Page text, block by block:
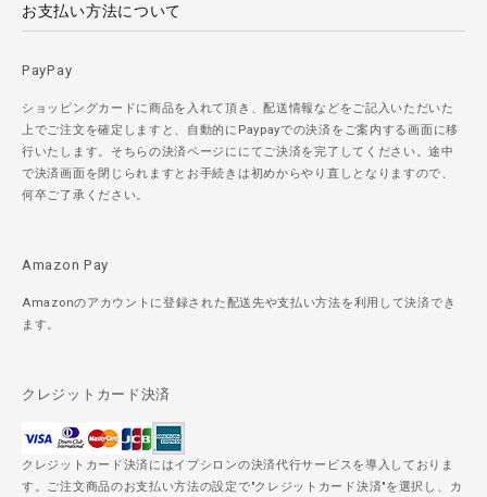
お支払い方法について
PayPay
ショッピングカードに商品を入れて頂き、配送情報などをご記入いただいた
上でご注文を確定しますと、自動的にPaypayでの決済をご案内する画面に移
行いたします。そちらの決済ページににてご決済を完了してください。途中
で決済画面を閉じられますとお手続きは初めからやり直しとなりますので、
何卒ご了承ください。
Amazon Pay
Amazonのアカウントに登録された配送先や支払い方法を利用して決済でき
ます。
クレジットカード決済
クレジットカード決済にはイプシロンの決済代行サービスを導入しておりま
す。ご注文商品のお支払い方法の設定で"クレジットカード決済"を選択し、カ